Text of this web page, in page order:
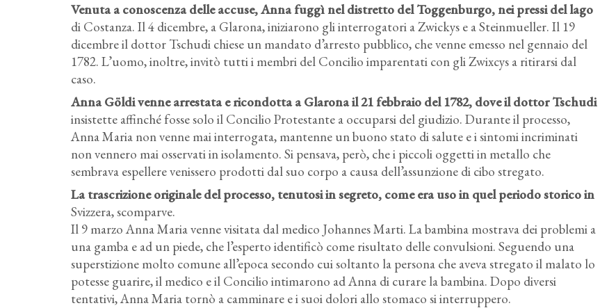
Venuta a conoscenza delle accuse, Anna fuggì nel distretto del Toggenburgo, nei pressi del lago
di Costanza. Il 4 dicembre, a Glarona, iniziarono gli interrogatori a Zwickys e a Steinmueller. Il 19
dicembre il dottor Tschudi chiese un mandato d’arresto pubblico, che venne emesso nel gennaio del
1782. L’uomo, inoltre, invitò tutti i membri del Concilio imparentati con gli Zwixcys a ritirarsi dal
caso.
Anna Göldi venne arrestata e ricondotta a Glarona il 21 febbraio del 1782, dove il dottor Tschudi
insistette affinché fosse solo il Concilio Protestante a occuparsi del giudizio. Durante il processo,
Anna Maria non venne mai interrogata, mantenne un buono stato di salute e i sintomi incriminati
non vennero mai osservati in isolamento. Si pensava, però, che i piccoli oggetti in metallo che
sembrava espellere venissero prodotti dal suo corpo a causa dell’assunzione di cibo stregato.
La trascrizione originale del processo, tenutosi in segreto, come era uso in quel periodo storico in
Svizzera, scomparve.
Il 9 marzo Anna Maria venne visitata dal medico Johannes Marti. La bambina mostrava dei problemi a
una gamba e ad un piede, che l’esperto identificò come risultato delle convulsioni. Seguendo una
superstizione molto comune all’epoca secondo cui soltanto la persona che aveva stregato il malato lo
potesse guarire, il medico e il Concilio intimarono ad Anna di curare la bambina. Dopo diversi
tentativi, Anna Maria tornò a camminare e i suoi dolori allo stomaco si interruppero.